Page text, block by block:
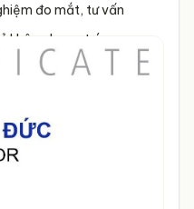
đo mắt, tư vấn
không bong tróc
hoàn toàn mới, kính
Âu, khách hàng có
không giới hạn.
chọn được mẫu kính phù